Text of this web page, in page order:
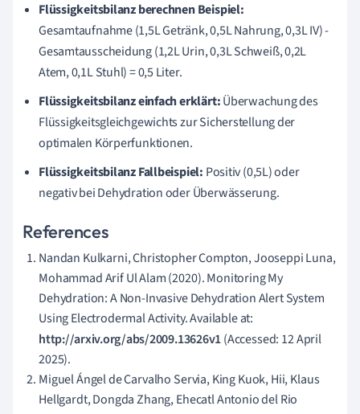
Flüssigkeitsbilanz berechnen Beispiel:
Gesamtaufnahme (1,5L Getränk, 0,5L Nahrung, 0,3L IV) -
Gesamtausscheidung (1,2L Urin, 0,3L Schweiß, 0,2L
Atem, 0,1L Stuhl) = 0,5 Liter.
Flüssigkeitsbilanz einfach erklärt:Überwachung des
Flüssigkeitsgleichgewichts zur Sicherstellung der
optimalen Körperfunktionen.
Flüssigkeitsbilanz Fallbeispiel: Positiv (0,5L) oder
negativ bei Dehydration oder Überwässerung.
References
Nandan Kulkarni, Christopher Compton, Jooseppi Luna,
Mohammad Arif Ul Alam (2020). Monitoring My
Dehydration: A Non-Invasive Dehydration Alert System
Using Electrodermal Activity. Available at:
http://arxiv.org/abs/2009.13626v1(Accessed: 12 April
2025).
Miguel Ángel de Carvalho Servia, King Kuok, Hii, Klaus
Hellgardt, Dongda Zhang, Ehecatl Antonio del Rio